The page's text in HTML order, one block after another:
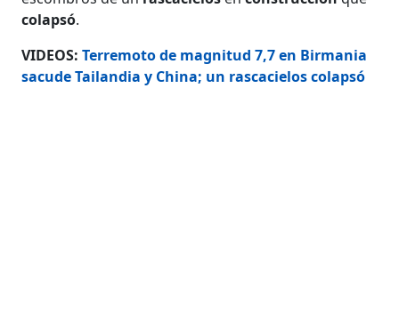
colapsó.
VIDEOS:Terremoto de magnitud 7,7 en Birmania
sacude Tailandia y China; un rascacielos colapsó